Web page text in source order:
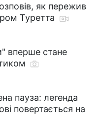
як пережив
Туретта
вперше стане
пауза: легенда
повертається на